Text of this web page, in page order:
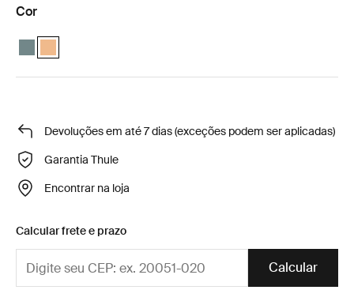
Cor
Thule Chasm cooler with InLock 21L Azul médio
Thule Chasm cooler with InLock 21L Laranja da terra (selected)
Devoluções em até 7 dias (exceções podem ser aplicadas)
Garantia Thule
Encontrar na loja
Calcular frete e prazo
Calcular